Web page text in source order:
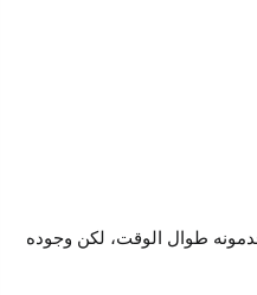
طوال الوقت، لكن وجوده